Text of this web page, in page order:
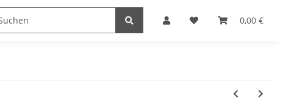
0,00 €
Stuff RETRO Magazin RETRO Gamer